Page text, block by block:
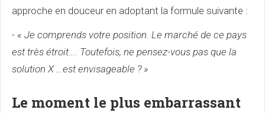
approche en douceur en adoptant la formule suivante :
- « Je comprends votre position. Le marché de ce pays
est très étroit…. Toutefois, ne pensez-vous pas que la
solution X …est envisageable ? »
Le moment le plus embarrassant